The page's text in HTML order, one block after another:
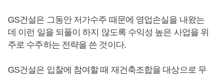
GS건설은 그동안 저가수주 때문에 영업손실을 내왔는
데 이런 일을 되풀이 하지 않도록 수익성 높은 사업을 위
주로 수주하는 전략을 쓴 것이다.
GS건설은 입찰에 참여할 때 재건축조합을 대상으로 무